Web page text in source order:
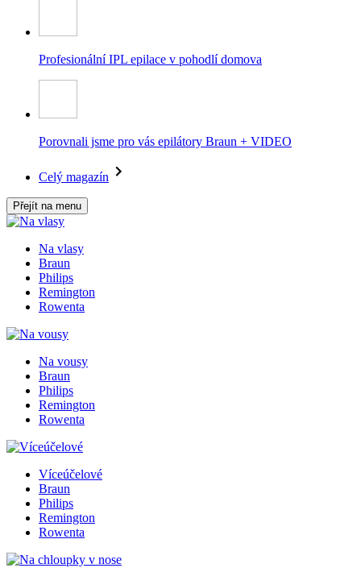
Profesionální IPL epilace v pohodlí domova
Porovnali jsme pro vás epilátory Braun + VIDEO
Celý magazín
Přejít na menu
Na vlasy
Braun
Philips
Remington
Rowenta
Na vousy
Braun
Philips
Remington
Rowenta
Víceúčelové
Braun
Philips
Remington
Rowenta